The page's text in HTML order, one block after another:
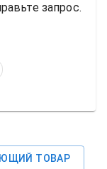
запрос.
ТОВАР